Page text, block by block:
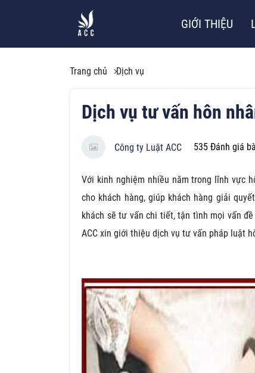
GIỚI THIỆU
Trang chủ Dịch vụ
Dịch vụ tư vấn hôn
Công ty Luật ACC 535 Đánh giá
Với kinh nghiệm nhiều năm trong lĩnh vực
cho khách hàng, giúp khách hàng giải
khách sẽ tư vấn chi tiết, tận tình mọi vấn
ACC xin giới thiệu dịch vụ tư vấn pháp luật